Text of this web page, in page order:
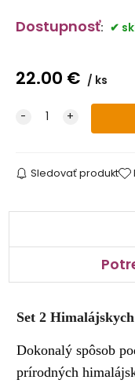
Dostupnosť:
22.00 € ks
Sledovať produkt
Set 2
Dokonalý spôsob
prírodných